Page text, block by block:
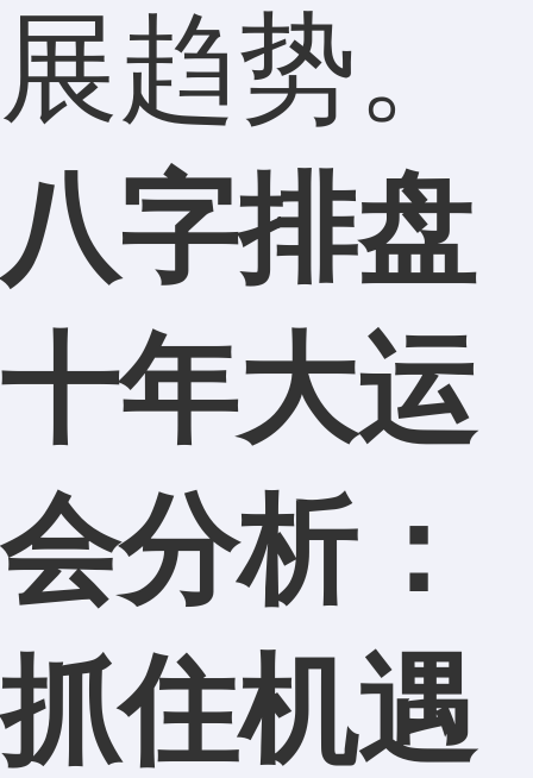
展趋势。
八字排盘
十年大运
会分析：
抓住机遇